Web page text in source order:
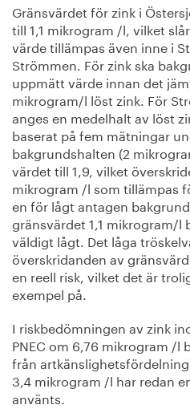
Gränsvärdet för zink i
till 1,1 mikrogram /l, vilket
värde tillämpas även inne i
Strömmen. För zink ska
uppmätt värde innan det
mikrogram/l löst zink. För
anges en medelhalt av löst
baserat på fem mätningar
bakgrundshalten (2
värdet till 1,9, vilket
mikrogram /l som tillämpas
en för lågt antagen
gränsvärdet 1,1 mikrogram/l
väldigt lågt. Det låga
överskridanden av
en reell risk, vilket det är
exempel på.
I riskbedömningen av zink
PNEC om 6,76 mikrogram /l
från
3,4 mikrogram /l har redan
använts.